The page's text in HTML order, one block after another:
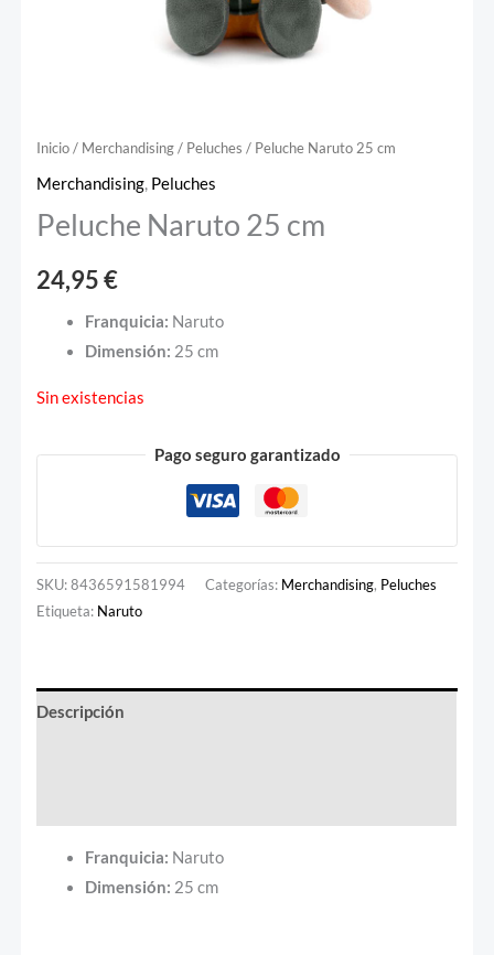
Inicio/ Merchandising/ Peluches / Peluche Naruto 25 cm
Merchandising, Peluches
Peluche Naruto 25 cm
24,95€
Franquicia: Naruto
Dimensión: 25 cm
Sin existencias
Pago seguro garantizado
SKU:8436591581994 Categorías: Merchandising, Peluches
Etiqueta: Naruto
Descripción
Franquicia: Naruto
Dimensión: 25 cm